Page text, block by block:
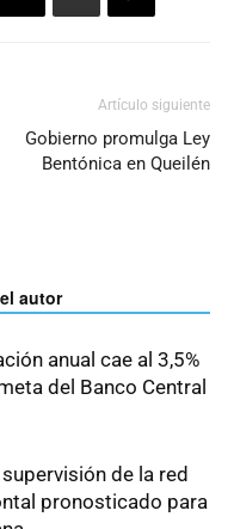
Artículo siguiente
Gobierno promulga Ley
Bentónica en Queilén
autor
anual cae al 3,5%
del Banco Central
de la red
pronosticado para